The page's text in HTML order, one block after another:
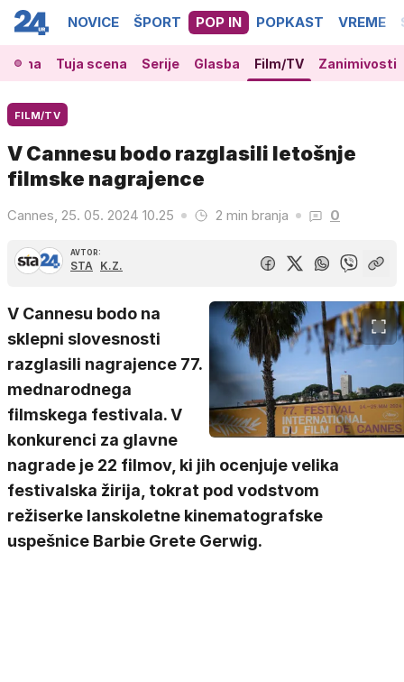
NOVICE ŠPORT POP IN POPKAST VREME
Tuja scena Serije Glasba Film/TV Zanimivosti
FILM/TV
V Cannesu bodo razglasili letošnje
filmske nagrajence
Cannes, 25. 05. 2024 10.25 2 min branja 0
AVTOR:
STA K.Z.
V Cannesu bodo na
sklepni slovesnosti
razglasili nagrajence 77.
mednarodnega
filmskega festivala. V
konkurenci za glavne
nagrade je 22 filmov, ki jih ocenjuje velika
festivalska žirija, tokrat pod vodstvom
režiserke lanskoletne kinematografske
uspešnice Barbie Grete Gerwig.